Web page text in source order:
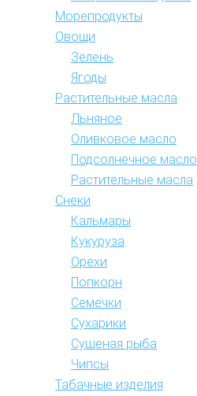
Морепродукты
Овощи
Зелень
Ягоды
Растительные масла
Льняное
Оливковое масло
Подсолнечное масло
Растительные масла
Снеки
Кальмары
Кукуруза
Орехи
Попкорн
Семечки
Сухарики
Сушеная рыба
Чипсы
Табачные изделия